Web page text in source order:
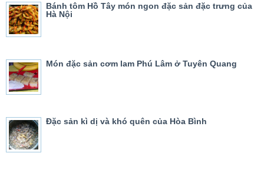
Bánh tôm Hồ Tây món ngon đặc sản đặc trưng của
Hà Nội
Món đặc sản cơm lam Phú Lâm ở Tuyên Quang
Đặc sản kì dị và khó quên của Hòa Bình